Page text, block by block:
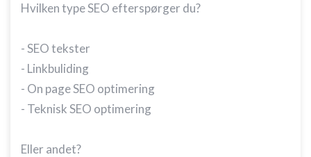
Hvilken type SEO efterspørger du?
- SEO tekster
- Linkbuliding
- On page SEO optimering
- Teknisk SEO optimering
Eller andet?